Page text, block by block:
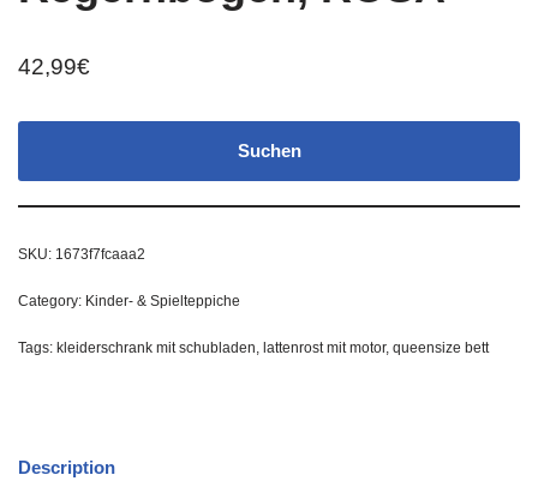
42,99€
Suchen
SKU: 1673f7fcaaa2
Category: Kinder- & Spielteppiche
Tags: kleiderschrank mit schubladen, lattenrost mit motor, queensize bett
Description